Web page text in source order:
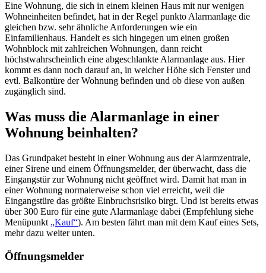
Eine Wohnung, die sich in einem kleinen Haus mit nur wenigen
Wohneinheiten befindet, hat in der Regel punkto Alarmanlage die
gleichen bzw. sehr ähnliche Anforderungen wie ein
Einfamilienhaus. Handelt es sich hingegen um einen großen
Wohnblock mit zahlreichen Wohnungen, dann reicht
höchstwahrscheinlich eine abgeschlankte Alarmanlage aus. Hier
kommt es dann noch darauf an, in welcher Höhe sich Fenster und
evtl. Balkontüre der Wohnung befinden und ob diese von außen
zugänglich sind.
Was muss die Alarmanlage in einer
Wohnung beinhalten?
Das Grundpaket besteht in einer Wohnung aus der Alarmzentrale,
einer Sirene und einem Öffnungsmelder, der überwacht, dass die
Eingangstür zur Wohnung nicht geöffnet wird. Damit hat man in
einer Wohnung normalerweise schon viel erreicht, weil die
Eingangstüre das größte Einbruchsrisiko birgt. Und ist bereits etwas
über 300 Euro für eine gute Alarmanlage dabei (Empfehlung siehe
Menüpunkt „Kauf“). Am besten fährt man mit dem Kauf eines Sets,
mehr dazu weiter unten.
Öffnungsmelder